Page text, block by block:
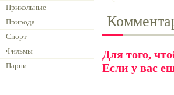
Прикольные
Природа
Спорт
Фильмы
Парни
Для того,
Если у вас